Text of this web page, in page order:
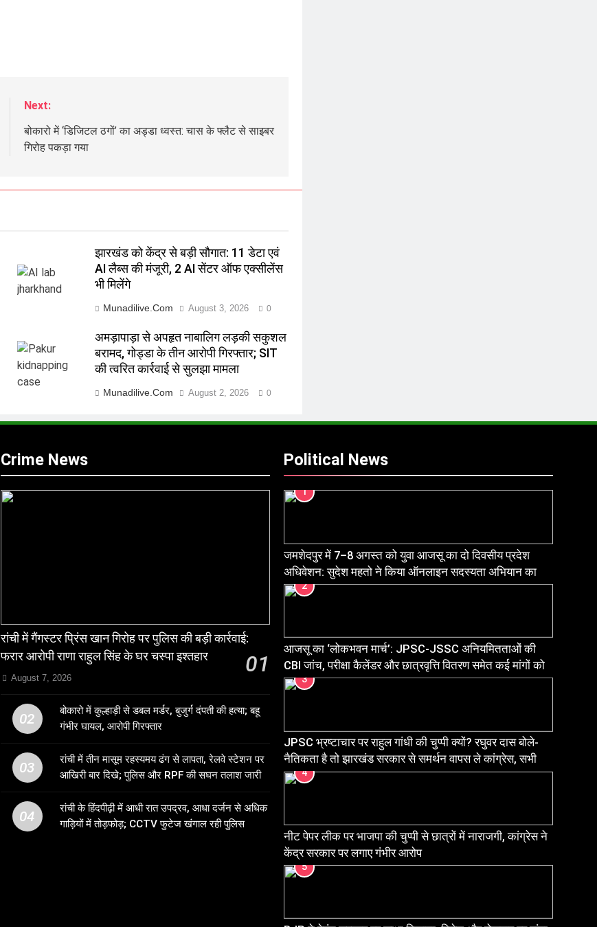
Next:
बोकारो में ‘डिजिटल ठगों’ का अड्डा ध्वस्त: चास के फ्लैट से साइबर
गिरोह पकड़ा गया
झारखंड को केंद्र से बड़ी सौगात: 11 डेटा एवं
AI लैब्स की मंजूरी, 2 AI सेंटर ऑफ एक्सीलेंस
भी मिलेंगे
Munadilive.com August 3, 2026 0
अमड़ापाड़ा से अपहृत नाबालिग लड़की सकुशल
बरामद, गोड्डा के तीन आरोपी गिरफ्तार; SIT
की त्वरित कार्रवाई से सुलझा मामला
Munadilive.com August 2, 2026 0
Crime News
रांची में गैंगस्टर प्रिंस खान गिरोह पर पुलिस की बड़ी कार्रवाई:
फरार आरोपी राणा राहुल सिंह के घर चस्पा इश्तहार
01
August 7, 2026
02
बोकारो में कुल्हाड़ी से डबल मर्डर, बुजुर्ग दंपती की हत्या; बहू
गंभीर घायल, आरोपी गिरफ्तार
03
रांची में तीन मासूम रहस्यमय ढंग से लापता, रेलवे स्टेशन पर
आखिरी बार दिखे; पुलिस और RPF की सघन तलाश जारी
04
रांची के हिंदपीढ़ी में आधी रात उपद्रव, आधा दर्जन से अधिक
गाड़ियों में तोड़फोड़; CCTV फुटेज खंगाल रही पुलिस
Political News
1
जमशेदपुर में 7–8 अगस्त को युवा आजसू का दो दिवसीय प्रदेश
अधिवेशन: सुदेश महतो ने किया ऑनलाइन सदस्यता अभियान का
शुभारंभ
2
आजसू का ‘लोकभवन मार्च’: JPSC-JSSC अनियमितताओं की
CBI जांच, परीक्षा कैलेंडर और छात्रवृत्ति वितरण समेत कई मांगों को
लेकर प्रदर्शन
3
JPSC भ्रष्टाचार पर राहुल गांधी की चुप्पी क्यों? रघुवर दास बोले-
नैतिकता है तो झारखंड सरकार से समर्थन वापस ले कांग्रेस, सभी
परीक्षा घोटालों की हो CBI जांच
4
नीट पेपर लीक पर भाजपा की चुप्पी से छात्रों में नाराजगी, कांग्रेस ने
केंद्र सरकार पर लगाए गंभीर आरोप
5